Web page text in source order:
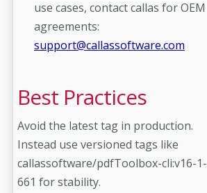
use cases, contact callas for OEM
agreements:
support@callassoftware.com
Best Practices
Avoid the latest tag in production.
Instead use versioned tags like
callassoftware/pdfToolbox-cli:v16-1-
661 for stability.